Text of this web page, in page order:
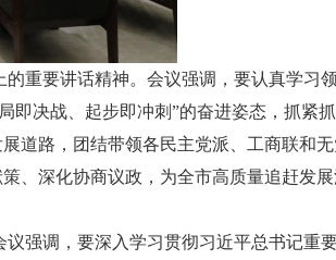
重要讲话精神。会议强调，要认真学习
即决战、起步即冲刺”的奋进姿态，抓紧
道路，团结带领各民主党派、工商联和
、深化协商议政，为全市高质量追赶发
强调，要深入学习贯彻习近平总书记重